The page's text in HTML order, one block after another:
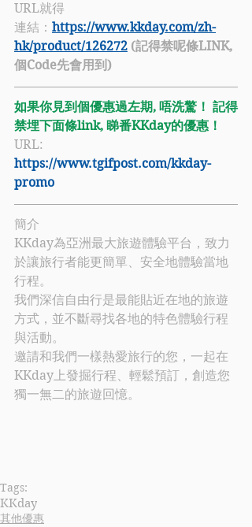
URL就得
連結： https://www.kkday.com/zh-
hk/product/126272 (記得禁呢條LINK,
個Code先會用到)
如果你見到個優惠過左期, 唔洗驚！ 記得
禁埋下面條link, 睇番KKday的優惠！
URL:
https://www.tgifpost.com/kkday-
promo
簡介
KKday為亞洲最大旅遊體驗平台，致力
於讓旅行者能更簡單、安全地體驗當地
行程。
我們深信自由行是最能貼近在地的旅遊
方式，並不斷尋找各地的特色體驗行程
與活動。
邀請和我們一樣熱愛旅行的您，一起在
KKday上發掘行程、輕鬆預訂，創造您
獨一無二的旅遊回憶。
Tags:
KKday
其他優惠